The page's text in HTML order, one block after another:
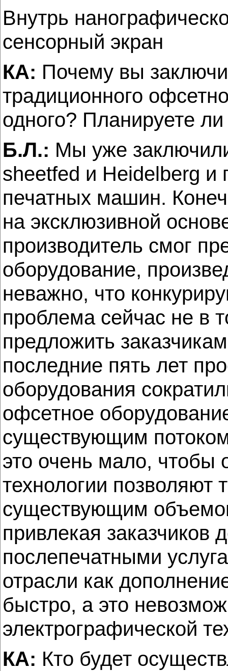
Внутрь
сенсорный экран
КА: Почему вы
традиционного
одного? Планируете
Б.Л.: Мы уже
sheetfed и Heidelberg и
печатных машин.
на эксклюзивной
производитель смог
оборудование,
неважно, что
проблема сейчас не в
предложить
последние пять лет
оборудования
офсетное
существующим
это очень мало, чтобы
технологии
существующим
привлекая
послепечатными
отрасли как
быстро, а это
электрографической
КА: Кто будет